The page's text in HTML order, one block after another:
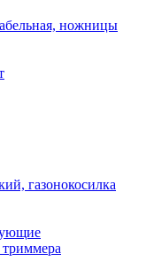
ножницы
газонокосилка